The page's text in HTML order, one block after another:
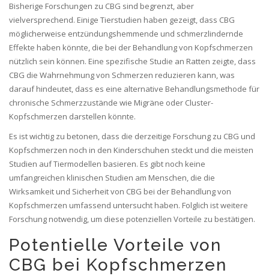
Bisherige Forschungen zu CBG sind begrenzt, aber
vielversprechend. Einige Tierstudien haben gezeigt, dass CBG
möglicherweise entzündungshemmende und schmerzlindernde
Effekte haben könnte, die bei der Behandlung von Kopfschmerzen
nützlich sein können. Eine spezifische Studie an Ratten zeigte, dass
CBG die Wahrnehmung von Schmerzen reduzieren kann, was
darauf hindeutet, dass es eine alternative Behandlungsmethode für
chronische Schmerzzustände wie Migräne oder Cluster-
Kopfschmerzen darstellen könnte.
Es ist wichtig zu betonen, dass die derzeitige Forschung zu CBG und
Kopfschmerzen noch in den Kinderschuhen steckt und die meisten
Studien auf Tiermodellen basieren. Es gibt noch keine
umfangreichen klinischen Studien am Menschen, die die
Wirksamkeit und Sicherheit von CBG bei der Behandlung von
Kopfschmerzen umfassend untersucht haben. Folglich ist weitere
Forschung notwendig, um diese potenziellen Vorteile zu bestätigen.
Potentielle Vorteile von
CBG bei Kopfschmerzen